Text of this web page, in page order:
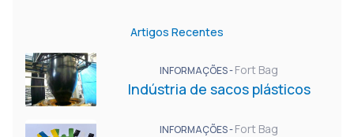
Artigos Recentes
INFORMAÇÕES -Fort Bag
Indústria de sacos plásticos
INFORMAÇÕES -Fort Bag